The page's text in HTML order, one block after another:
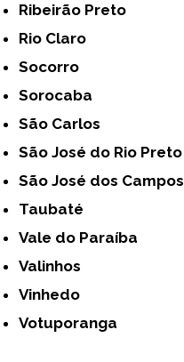
Ribeirão Preto
Rio Claro
Socorro
Sorocaba
São Carlos
São José do Rio Preto
São José dos Campos
Taubaté
Vale do Paraíba
Valinhos
Vinhedo
Votuporanga